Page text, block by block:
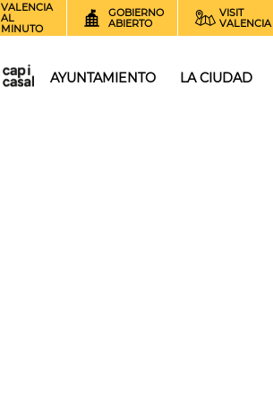
VALENCIA
AL
MINUTO
GOBIERNO
ABIERTO
VISIT
VALENCIA
AYUNTAMIENTO LA CIUDAD